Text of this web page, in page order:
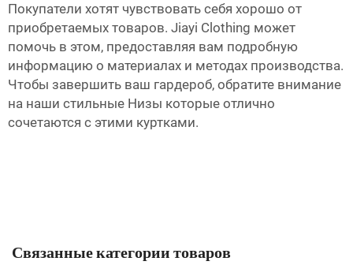
Покупатели хотят чувствовать себя хорошо от
приобретаемых товаров. Jiayi Clothing может
помочь в этом, предоставляя вам подробную
информацию о материалах и методах производства.
Чтобы завершить ваш гардероб, обратите внимание
на наши стильные Низы которые отлично
сочетаются с этими куртками.
Связанные категории товаров